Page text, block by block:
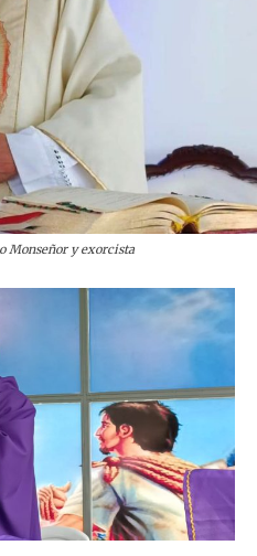
Monseñor y exorcista